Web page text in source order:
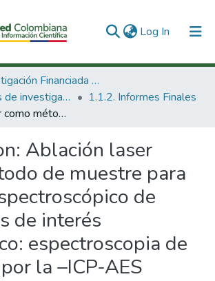
Log In (current)
1. Investigación Financiada con Recursos Públicos
1.1 Productos de investigación
1.1.2. Informes Finales
Ablación laser como método de muestre para estudio espectroscópico de materiales de interés tecnológico: espectroscopia de carbones por la –ICP-AES
Ablación laser
de muestre para
de
de interés
espectroscopia de
la –ICP-AES